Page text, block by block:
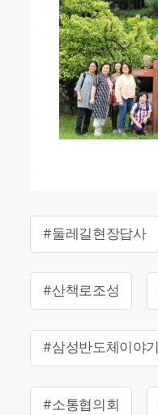
#둘레길현장답사
#산책로조성
#삼성반도체이야기
#소통협의회